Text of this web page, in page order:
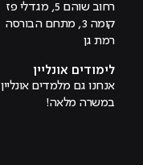
רחוב שוהם 5, מגדלי פז
קומה 3, מתחם הבורסה
רמת גן
לימודים אונליין
אנחנו גם מלמדים אונליין
במשרה מלאה!